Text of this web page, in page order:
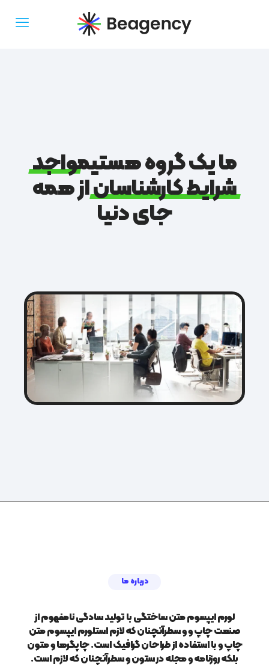
ما یک گروه هستیمواجد
شرایطکارشناساناز همه
جای دنیا
درباره ما
لورم ایپسوم متن ساختگی با تولید سادگی نامفهوم از
صنعت چاپ و و سطرآنچنان که لازم استلورم ایپسوم متن
چاپ و با استفاده از طراحان گرافیک است. چاپگرها و متون
بلکه روزنامه و مجله در ستون و سطرآنچنان که لازم است.